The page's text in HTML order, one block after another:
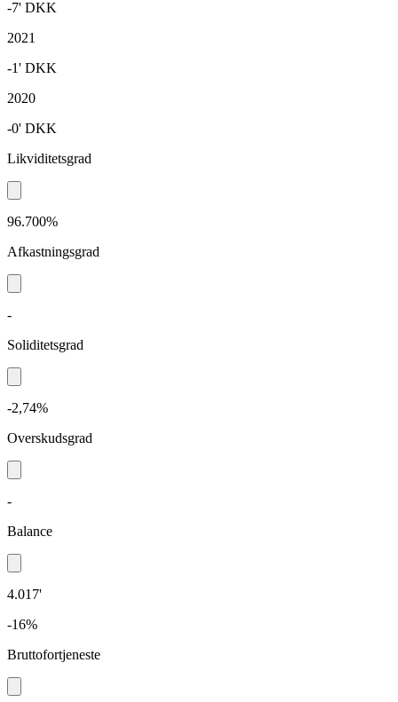
-7' DKK
2021
-1' DKK
2020
-0' DKK
Likviditetsgrad
96.700%
Afkastningsgrad
-
Soliditetsgrad
-2,74%
Overskudsgrad
-
Balance
4.017'
-16%
Bruttofortjeneste